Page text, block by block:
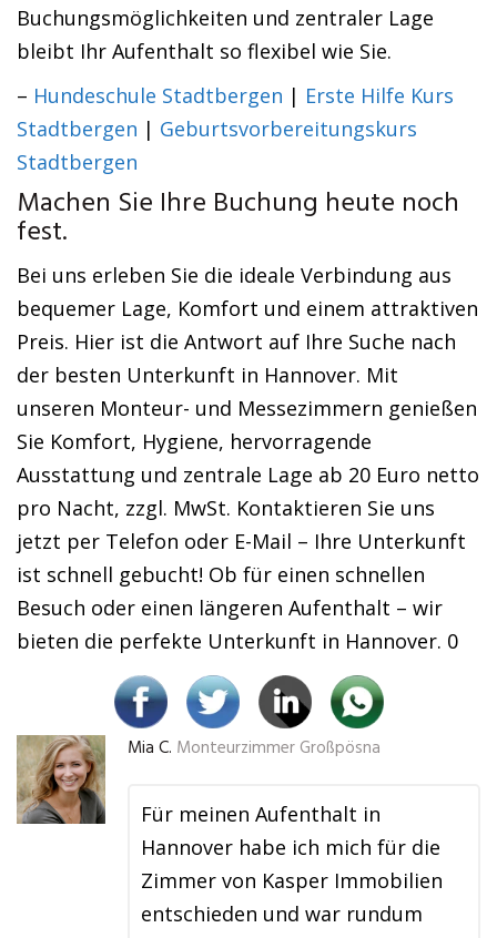
Buchungsmöglichkeiten und zentraler Lage
bleibt Ihr Aufenthalt so flexibel wie Sie.
– Hundeschule Stadtbergen | Erste Hilfe Kurs
Stadtbergen | Geburtsvorbereitungskurs
Stadtbergen
Machen Sie Ihre Buchung heute noch
fest.
Bei uns erleben Sie die ideale Verbindung aus
bequemer Lage, Komfort und einem attraktiven
Preis. Hier ist die Antwort auf Ihre Suche nach
der besten Unterkunft in Hannover. Mit
unseren Monteur- und Messezimmern genießen
Sie Komfort, Hygiene, hervorragende
Ausstattung und zentrale Lage ab 20 Euro netto
pro Nacht, zzgl. MwSt. Kontaktieren Sie uns
jetzt per Telefon oder E-Mail – Ihre Unterkunft
ist schnell gebucht! Ob für einen schnellen
Besuch oder einen längeren Aufenthalt – wir
bieten die perfekte Unterkunft in Hannover. 0
Mia C. Monteurzimmer Großpösna
Für meinen Aufenthalt in
Hannover habe ich mich für die
Zimmer von Kasper Immobilien
entschieden und war rundum